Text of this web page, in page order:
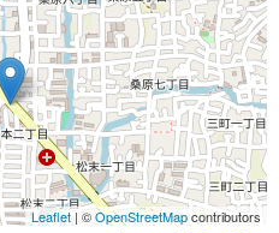
Leaflet| ©OpenStreetMapcontributors